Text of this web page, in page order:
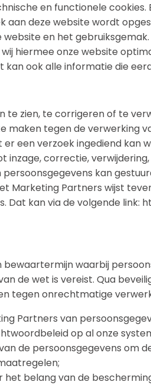
en functionele
deze website wordt
en het
hiermee onze website
ook alle informatie die
te zien, te corrigeren of te
maken tegen de verwerking
een verzoek ingediend kan
correctie,
kan
Marketing Partners wijst
Dat kan via de volgende
waarbij
de wet is vereist. Qua
tegen onrechtmatige
Partners van
op al onze
de persoonsgegevens om
belang van de